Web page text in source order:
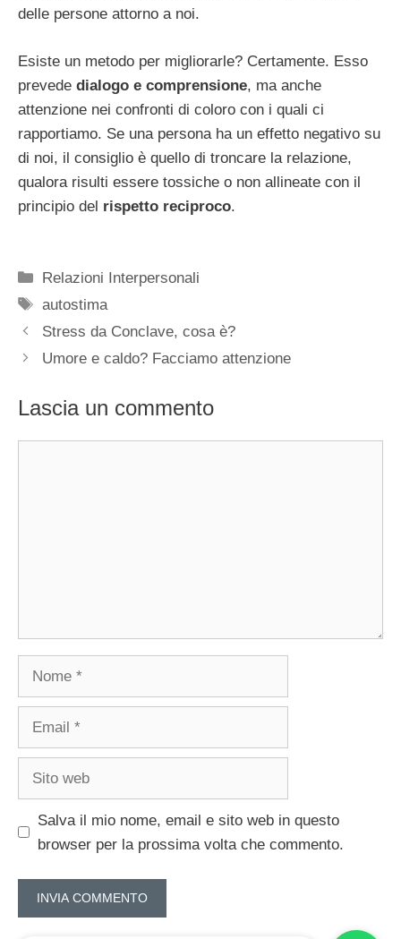
delle persone attorno a noi.
Esiste un metodo per migliorarle? Certamente. Esso
prevede dialogo e comprensione, ma anche
attenzione nei confronti di coloro con i quali ci
rapportiamo. Se una persona ha un effetto negativo su
di noi, il consiglio è quello di troncare la relazione,
qualora risulti essere tossiche o non allineate con il
principio del rispetto reciproco.
Categorie
Relazioni Interpersonali
Tag
autostima
Stress da Conclave, cosa è?
Umore e caldo? Facciamo attenzione
Lascia un commento
Salva il mio nome, email e sito web in questo
browser per la prossima volta che commento.